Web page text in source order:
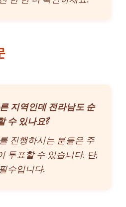
지역인데 전라남도 순
수 있나요?
진행하시는 분들은 주
투표할 수 있습니다. 단,
수입니다.